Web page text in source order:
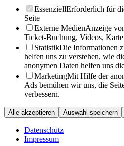
EssenziellErforderlich für
Seite
Externe MedienAnzeige
Ticket-Buchung, Videos,
StatistikDie Informationen
helfen uns zu verstehen, wie
anonymen Daten helfen uns
MarketingMit Hilfe der
Ads bemühen wir uns, die
verbessern.
Alle akzeptieren Auswahl speichern
Datenschutz
Impressum